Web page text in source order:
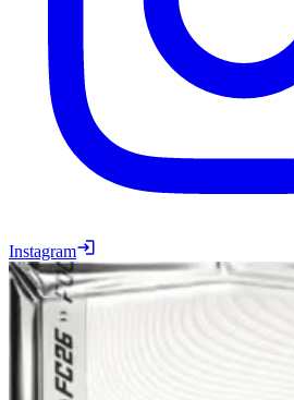
Instagram